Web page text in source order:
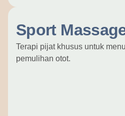
Sport
Terapi pijat khusus untuk
pemulihan otot.